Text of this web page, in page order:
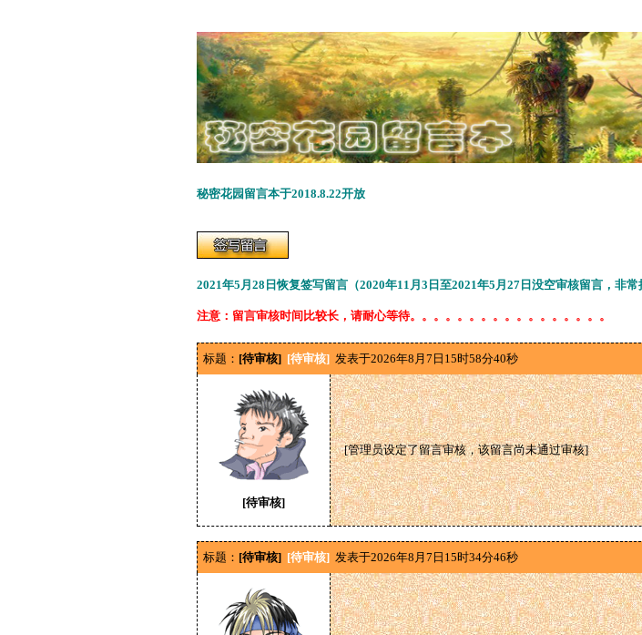
秘密花园留言本于2018.8.22开放
2021年5月28日恢复签写留言（2020年11月3日至2021年5月27日没空审核留言，非常
注意：留言审核时间比较长，请耐心等待。。。。。。。。。。。。。。。。。
标题： [待审核] [待审核] 发表于2026年8月7日15时58分40秒
[待审核]
[管理员设定了留言审核，该留言尚未通过审核]
标题： [待审核] [待审核] 发表于2026年8月7日15时34分46秒